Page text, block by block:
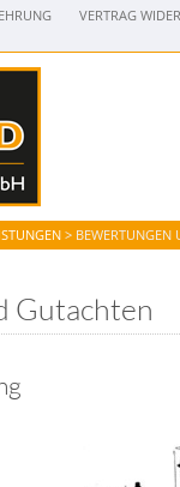
VERTRAG
> BEWERTUNGEN
Gutachten